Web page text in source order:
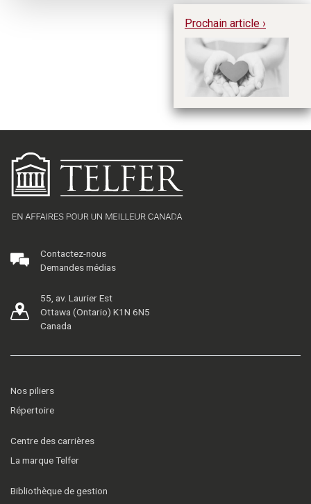
Prochain article ›
Contactez-nous
Demandes médias
55, av. Laurier Est
Ottawa (Ontario) K1N 6N5
Canada
Nos piliers
Répertoire
Centre des carrières
La marque Telfer
Bibliothèque de gestion